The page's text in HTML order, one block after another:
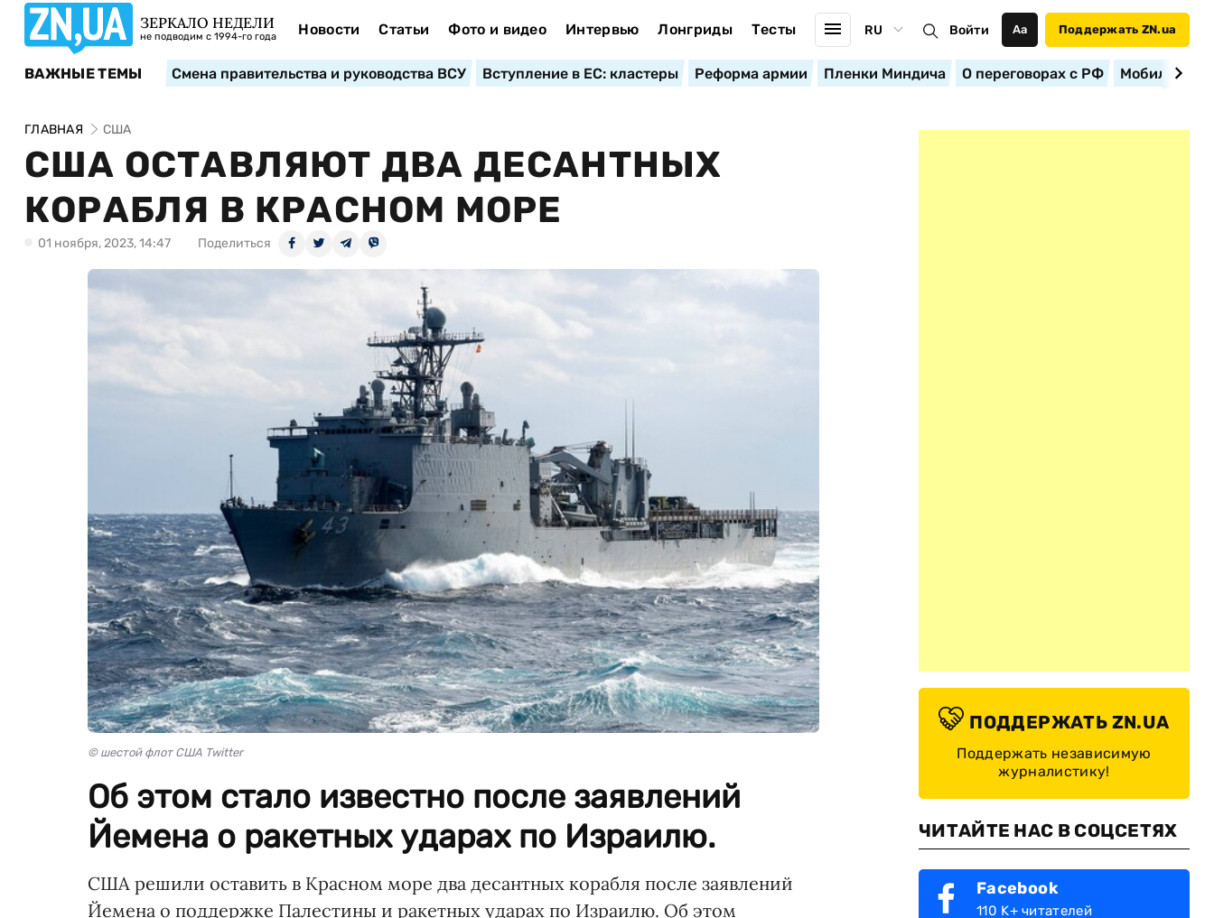
ЗЕРКАЛО НЕДЕЛИ
не подводим с 1994-го года Новости Статьи Фото и видео Интервью Лонгриды Тесты RU Войти Аа Поддержать ZN.ua
ВАЖНЫЕ ТЕМЫ Смена правительства и руководства ВСУ Вступление в ЕС: кластеры Реформа армии Пленки Миндича О переговорах с РФ
ГЛАВНАЯ США
США ОСТАВЛЯЮТ ДВА ДЕСАНТНЫХ
КОРАБЛЯ В КРАСНОМ МОРЕ
01 ноября, 2023, 14:47 Поделиться
© шестой флот США Twitter
Об этом стало известно после заявлений
Йемена о ракетных ударах по Израилю.
США решили оставить в Красном море два десантных корабля после заявлений
Йемена о поддержке Палестины и ракетных ударах по Израилю. Об этом
ПОДДЕРЖАТЬ ZN.UA
Поддержать независимую
журналистику!
ЧИТАЙТЕ НАС В СОЦСЕТЯХ
Facebook
110 K+ читателей